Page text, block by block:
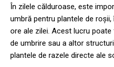
În zilele călduroase, este
umbră pentru plantele de
ore ale zilei. Acest lucru
de umbrire sau a altor
plantele de razele directe ale